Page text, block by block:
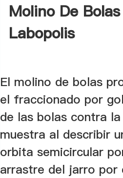
Molino De Bolas |
Labopolis
El molino de bolas
el fraccionado por
de las bolas contra la
muestra al describir
orbita semicircular
arrastre del jarro por